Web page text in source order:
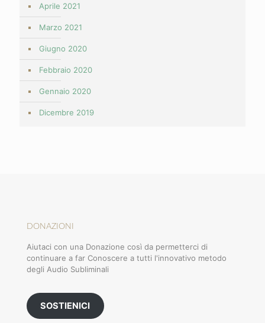
Aprile 2021
Marzo 2021
Giugno 2020
Febbraio 2020
Gennaio 2020
Dicembre 2019
DONAZIONI
Aiutaci con una Donazione così da permetterci di
continuare a far Conoscere a tutti l'innovativo metodo
degli Audio Subliminali
SOSTIENICI